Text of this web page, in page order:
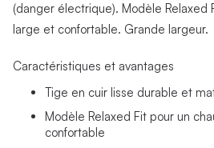
(danger électrique). Modèle Relaxed
large et confortable. Grande largeur.
Caractéristiques et avantages
Tige en cuir lisse durable et
Modèle Relaxed Fit pour un
confortable